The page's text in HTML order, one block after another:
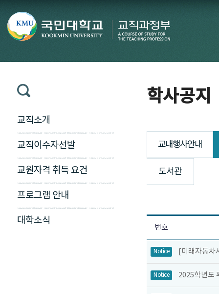
교직소개
교직이수자선발
교원자격 취득 요건
프로그램 안내
대학소식
학사공지
교내행사안내
도서관
번호
Notice [미래자동
Notice 2025학년도